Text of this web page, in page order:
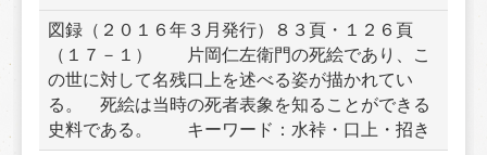
図録（２０１６年３月発行）８３頁・１２６頁
（１７－１）　　片岡仁左衛門の死絵であり、こ
の世に対して名残口上を述べる姿が描かれてい
る。　死絵は当時の死者表象を知ることができる
史料である。　　キーワード：水裃・口上・招き